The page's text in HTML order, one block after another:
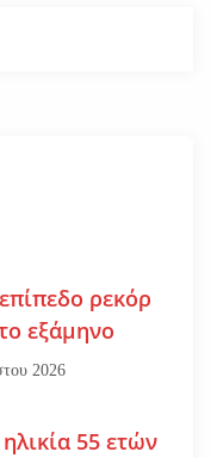
ρεκόρ
εξάμηνο
2026
55 ετών